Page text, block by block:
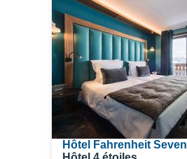
Hôtel Fahrenheit Seven